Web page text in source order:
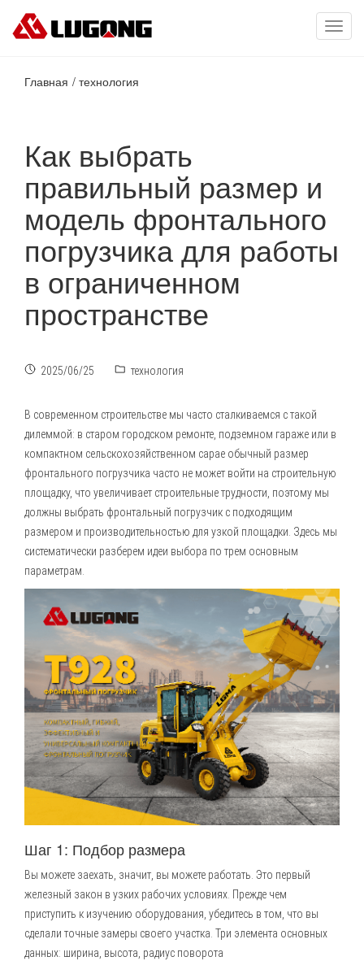
Главная технология
Как выбрать
правильный размер и
модель фронтального
погрузчика для работы
в ограниченном
пространстве
2025/06/25 технология
В современном строительстве мы часто сталкиваемся с такой
дилеммой: в старом городском ремонте, подземном гараже или в
компактном сельскохозяйственном сарае обычный размер
фронтального погрузчика часто не может войти на строительную
площадку, что увеличивает строительные трудности, поэтому мы
должны выбрать фронтальный погрузчик с подходящим
размером и производительностью для узкой площадки. Здесь мы
систематически разберем идеи выбора по трем основным
параметрам.
Шаг 1: Подбор размера
Вы можете заехать, значит, вы можете работать. Это первый
железный закон в узких рабочих условиях. Прежде чем
приступить к изучению оборудования, убедитесь в том, что вы
сделали точные замеры своего участка. Три элемента основных
данных: ширина, высота, радиус поворота